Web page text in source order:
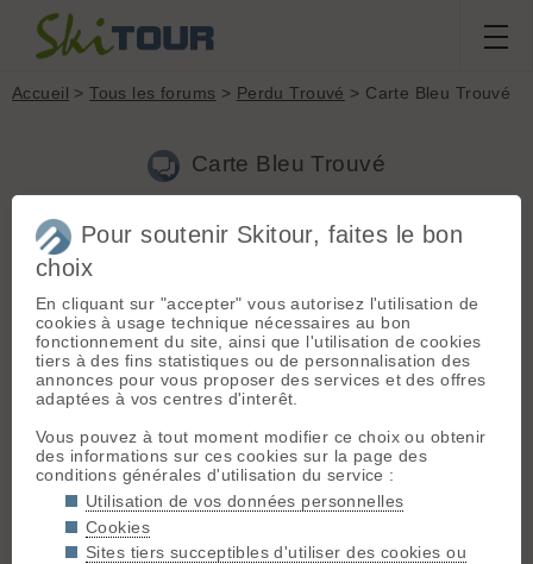
Accueil >Tous les forums > Perdu Trouvé > Carte Bleu Trouvé
Carte Bleu Trouvé
Nouveau sujet Voir tous les sujets Chercher Archives
Davey[64
CB trouvé aujourd'hui à Chamrousse... trouvez le bon nom et
c'est à vous !
Connectez-vous pour poster
Pour soutenir Skitour, faites le bon
choix
En cliquant sur "accepter" vous autorisez l'utilisation de
cookies à usage technique nécessaires au bon
fonctionnement du site, ainsi que l'utilisation de cookies
tiers à des fins statistiques ou de personnalisation des
annonces pour vous proposer des services et des offres
adaptées à vos centres d'interêt.
Vous pouvez à tout moment modifier ce choix ou obtenir
des informations sur ces cookies sur la page des
conditions générales d'utilisation du service :
Utilisation de vos données personnelles
Cookies
Sites tiers succeptibles d'utiliser des cookies ou